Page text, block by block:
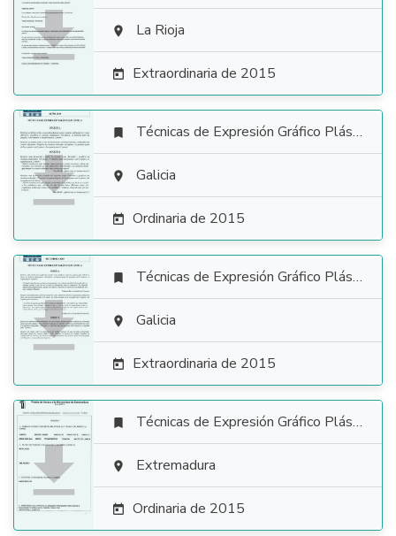
  La Rioja
 Extraordinaria de 2015

 Técnicas de Expresión Gráfico Plástica
 Galicia
 Ordinaria de 2015

 Técnicas de Expresión Gráfico Plástica
 Galicia
 Extraordinaria de 2015

 Técnicas de Expresión Gráfico Plástica
 Extremadura
 Ordinaria de 2015